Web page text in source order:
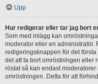
Upp
Hur redigerar eller tar jag bort
Som med inlägg kan
moderator eller en administratör.
redigeringsknappen för det
det att ta bort omröstningen eller
röstat så kan endast
omröstningen. Detta för att